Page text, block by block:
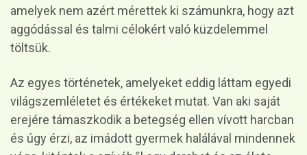
amelyek nem azért mérettek ki számunkra, hogy azt
aggódással és talmi célokért való küzdelemmel
töltsük.
Az egyes történetek, amelyeket eddig láttam egyedi
világszemléletet és értékeket mutat. Van aki saját
erejére támaszkodik a betegség ellen vívott harcban
és úgy érzi, az imádott gyermek halálával mindennek